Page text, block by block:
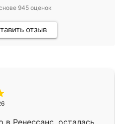
945оценок
отзыв
в Ренессанс, осталась